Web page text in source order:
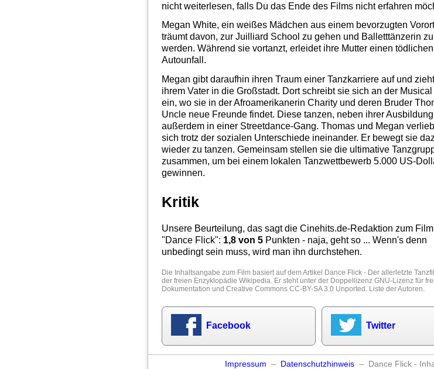
nicht weiterlesen, falls Du das Ende des Films nicht erfahren
Megan White, ein weißes Mädchen aus einem bevorzugten
träumt davon, zur Juilliard School zu gehen und Balletttänzerin zu
werden. Während sie vortanzt, erleidet ihre Mutter einen tödlichen
Autounfall.
Megan gibt daraufhin ihren Traum einer Tanzkarriere auf und
ihrem Vater in die Großstadt. Dort schreibt sie sich an der
ein, wo sie in der Afroamerikanerin Charity und deren Bruder
Uncle neue Freunde findet. Diese tanzen, neben ihrer
außerdem in einer Streetdance-Gang. Thomas und Megan
sich trotz der sozialen Unterschiede ineinander. Er bewegt sie
wieder zu tanzen. Gemeinsam stellen sie die ultimative
zusammen, um bei einem lokalen Tanzwettbewerb 5.000 US-
gewinnen.
Kritik
Unsere Beurteilung, das sagt dieCinehits.de-Redaktion zum Film
"Dance Flick": 1,8 von 5 Punkten - naja, geht so ... Wenn's denn
unbedingt sein muss, wird man ihn durchstehen.
Die Inhaltsangabe zum Film basiert auf dem Artikel Dance Flick - Der allerletzte
der freien EnzyklopädieWikipedia . Er steht unter der DoppellizenzGNU-Lizenz für
Dokumentation undCreative Commons CC-BY-SA 3.0 Unported Liste der Autoren
Facebook Twitter
Impressum – Datenschutzhinweis– Dance Flick -